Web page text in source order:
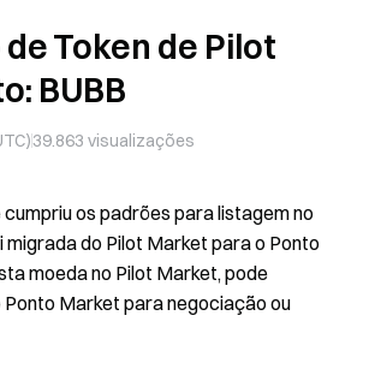
Token de Pilot
BUBB
39.863 visualizações
os padrões para listagem no
migrada do Pilot Market para o Ponto
moeda no Pilot Market, pode
Market para negociação ou